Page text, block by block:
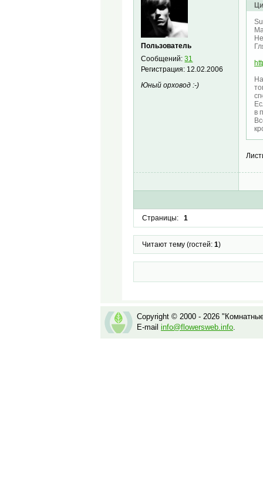
Пользователь
Сообщений:31
Регистрация: 12.02.2006
Юный орховод :-)
в
Страницы: 1
Читают тему (гостей: 1)
Copyright © 2000 - 2026
E-mail info@flowersweb.info.